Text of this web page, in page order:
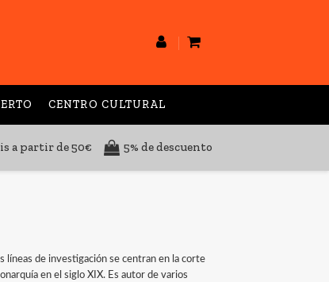
CENTRO CULTURAL
a partir de 50€ 5% de descuento
líneas de investigación se centran en la corte
en el siglo XIX. Es autor de varios